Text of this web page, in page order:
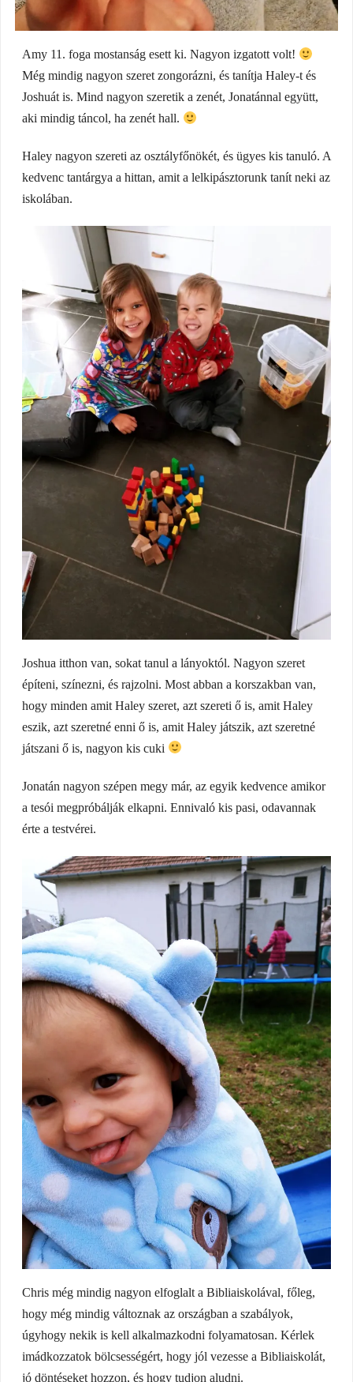
Amy 11. foga mostanság esett ki. Nagyon izgatott volt!
Még mindig nagyon szeret zongorázni, és tanítja Haley-t és
Joshuát is. Mind nagyon szeretik a zenét, Jonatánnal együtt,
aki mindig táncol, ha zenét hall.
Haley nagyon szereti az osztályfőnökét, és ügyes kis tanuló. A
kedvenc tantárgya a hittan, amit a lelkipásztorunk tanít neki az
iskolában.
Joshua itthon van, sokat tanul a lányoktól. Nagyon szeret
építeni, színezni, és rajzolni. Most abban a korszakban van,
hogy minden amit Haley szeret, azt szereti ő is, amit Haley
eszik, azt szeretné enni ő is, amit Haley játszik, azt szeretné
játszani ő is, nagyon kis cuki
Jonatán nagyon szépen megy már, az egyik kedvence amikor
a tesói megpróbálják elkapni. Ennivaló kis pasi, odavannak
érte a testvérei.
Chris még mindig nagyon elfoglalt a Bibliaiskolával, főleg,
hogy még mindig változnak az országban a szabályok,
úgyhogy nekik is kell alkalmazkodni folyamatosan. Kérlek
imádkozzatok bölcsességért, hogy jól vezesse a Bibliaiskolát,
jó döntéseket hozzon, és hogy tudjon aludni.